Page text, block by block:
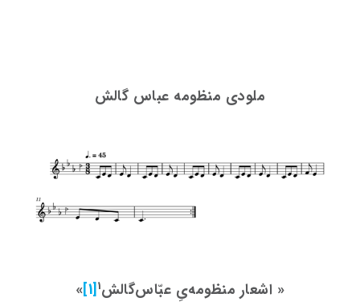
ملودی منظومه عباس گالش
« اشعار منظومه‌یِ عبّاس‌گالش1
[1]
»